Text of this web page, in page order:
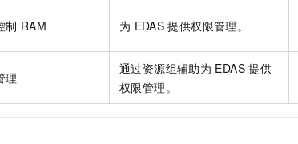
制 RAM 为 EDAS 提供权限管理。
理
通过资源组辅助为 EDAS 提供
权限管理。